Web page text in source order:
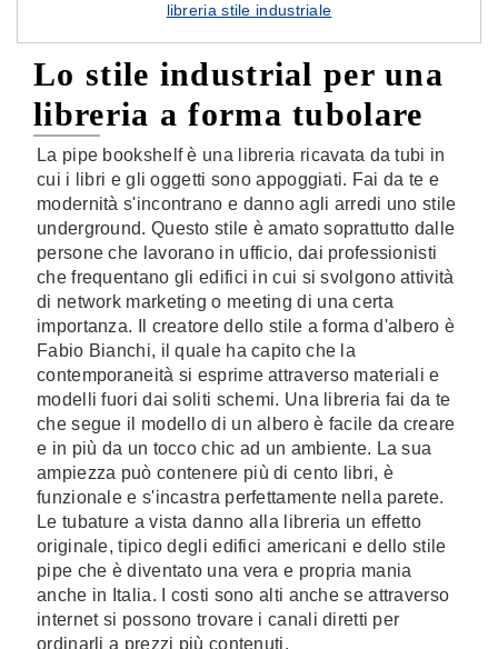
libreria stile industriale
Lo stile industrial per una
libreria a forma tubolare
La pipe bookshelf è una libreria ricavata da tubi in
cui i libri e gli oggetti sono appoggiati. Fai da te e
modernità s'incontrano e danno agli arredi uno stile
underground. Questo stile è amato soprattutto dalle
persone che lavorano in ufficio, dai professionisti
che frequentano gli edifici in cui si svolgono attività
di network marketing o meeting di una certa
importanza. Il creatore dello stile a forma d'albero è
Fabio Bianchi, il quale ha capito che la
contemporaneità si esprime attraverso materiali e
modelli fuori dai soliti schemi. Una libreria fai da te
che segue il modello di un albero è facile da creare
e in più da un tocco chic ad un ambiente. La sua
ampiezza può contenere più di cento libri, è
funzionale e s'incastra perfettamente nella parete.
Le tubature a vista danno alla libreria un effetto
originale, tipico degli edifici americani e dello stile
pipe che è diventato una vera e propria mania
anche in Italia. I costi sono alti anche se attraverso
internet si possono trovare i canali diretti per
ordinarli a prezzi più contenuti.